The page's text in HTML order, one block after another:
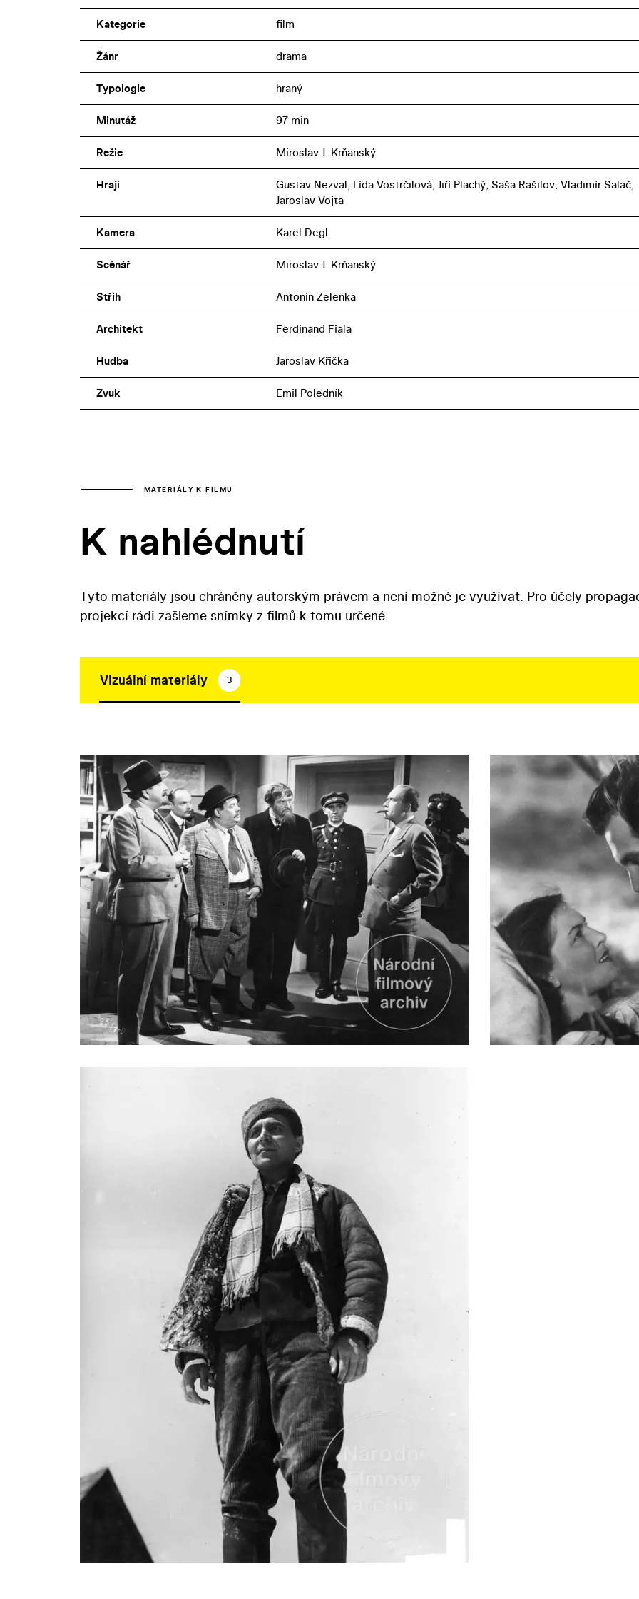
Kategorie film
Žánr drama
Typologie hraný
Minutáž 97 min
Režie Miroslav J. Krňanský
Hrají
Gustav Nezval, Lída Vostrčilová, Jiří Plachý, Saša Rašilov, Vladimír Salač,
Jaroslav Vojta
Kamera Karel Degl
Scénář Miroslav J. Krňanský
Střih Antonín Zelenka
Architekt Ferdinand Fiala
Hudba Jaroslav Křička
Zvuk Emil Poledník
MATERIÁLY K FILMU
K nahlédnutí
Tyto materiály jsou chráněny autorským právem a není možné je využívat. Pro účely
projekcí rádi zašleme snímky z filmů k tomu určené.
Vizuální materiály 3